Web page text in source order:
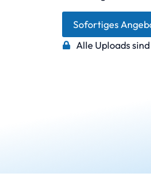
Sofortiges
Alle Uploads